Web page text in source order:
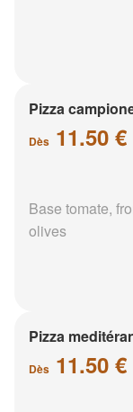
Pizza
Dès 11.50 €
Base tomate,
olives
Pizza
Dès 11.50 €